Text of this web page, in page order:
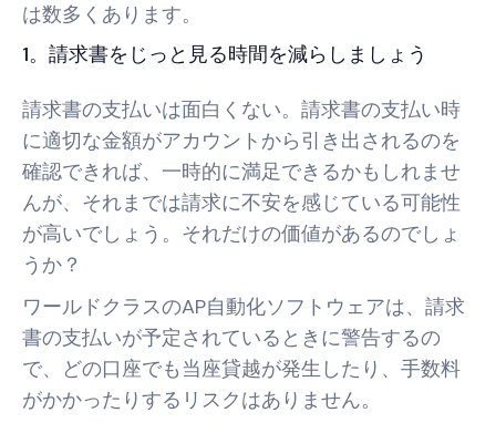
は数多くあります。
1。請求書をじっと見る時間を減らしましょう
請求書の支払いは面白くない。請求書の支払い時
に適切な金額がアカウントから引き出されるのを
確認できれば、一時的に満足できるかもしれませ
んが、それまでは請求に不安を感じている可能性
が高いでしょう。それだけの価値があるのでしょ
うか？
ワールドクラスのAP自動化ソフトウェアは、請求
書の支払いが予定されているときに警告するの
で、どの口座でも当座貸越が発生したり、手数料
がかかったりするリスクはありません。